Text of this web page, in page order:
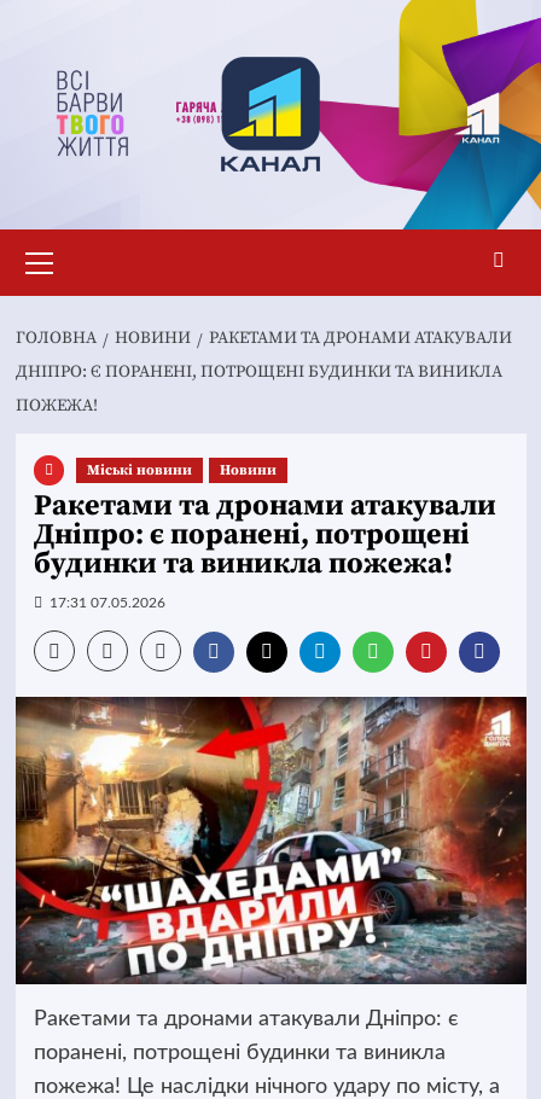
вмісту
меню
ГОЛОВНА НОВИНИ
РАКЕТАМИ ТА ДРОНАМИ АТАКУВАЛИ
ДНІПРО: Є ПОРАНЕНІ, ПОТРОЩЕНІ БУДИНКИ ТА ВИНИКЛА
ПОЖЕЖА!
Mіські новини Новини
Ракетами та дронами атакували
Дніпро: є поранені, потрощені
будинки та виникла пожежа!
17:31 07.05.2026
Ракетами та дронами атакували Дніпро: є
поранені, потрощені будинки та виникла
пожежа! Це наслідки нічного удару по місту, а